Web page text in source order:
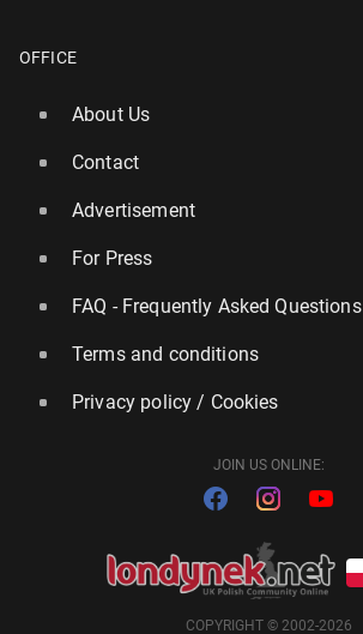
OFFICE
About Us
Contact
Advertisement
For Press
FAQ - Frequently Asked Questions
Terms and conditions
Privacy policy / Cookies
JOIN US ONLINE:
COPYRIGHT © 2002-2026